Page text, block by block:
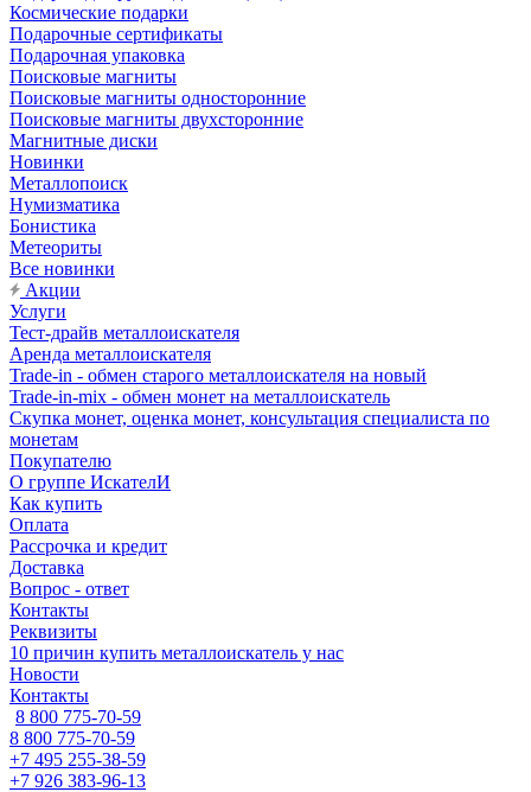
Космические подарки
Подарочные сертификаты
Подарочная упаковка
Поисковые магниты
Поисковые магниты односторонние
Поисковые магниты двухсторонние
Магнитные диски
Новинки
Металлопоиск
Нумизматика
Бонистика
Метеориты
Все новинки
Акции
Услуги
Тест-драйв металлоискателя
Аренда металлоискателя
Trade-in - обмен старого металлоискателя на новый
Trade-in-mix - обмен монет на металлоискатель
Скупка монет, оценка монет, консультация специалиста по
монетам
Покупателю
О группе ИскателИ
Как купить
Оплата
Рассрочка и кредит
Доставка
Вопрос - ответ
Контакты
Реквизиты
10 причин купить металлоискатель у нас
Новости
Контакты
8 800 775-70-59
8 800 775-70-59
+7 495 255-38-59
+7 926 383-96-13